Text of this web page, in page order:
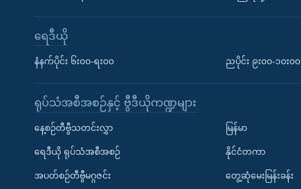
ရေဒီယို
နံနက်ပိုင်း ၆း၀၀-ရး၀၀ ညပိုင်း ၉း၀၀-၁၀း၀၀
ရုပ်သံအစီအစဉ်နှင့် ဗွီဒီယိုကဏ္ဍများ
နေ့စဉ်တီဗွီသတင်းလွှာ
ရေဒီယို ရုပ်သံအစီအစဉ်
အပတ်စဉ်တီဗွီမဂ္ဂဇင်း
မြန်မာ
နိုင်ငံတကာ
တွေ့ဆုံမေးမြန်းခန်း